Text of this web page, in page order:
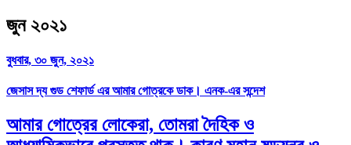
জুন ২০২১
বুধবার, ৩০ জুন, ২০২১
জেসাস দ্য গুড শেফার্ড এর আমার গোত্রকে ডাক। এনক-এর সন্দেশ
আমার গোত্রের লোকেরা, তোমরা দৈহিক ও